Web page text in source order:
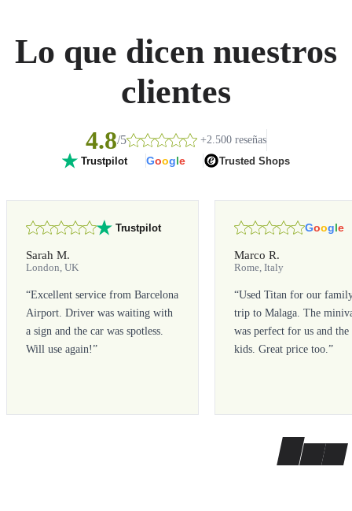
Lo que dicen nuestros
clientes
4.8/5 +2.500 reseñas
Trustpilot Google Trusted Shops
Trustpilot
Sarah M.
London, UK
“Excellent service from Barcelona
Airport. Driver was waiting with
a sign and the car was spotless.
Will use again!”
Google
Marco R.
Rome, Italy
“Used Titan for our
trip to Malaga. The
was perfect for us and the
kids. Great price too.”